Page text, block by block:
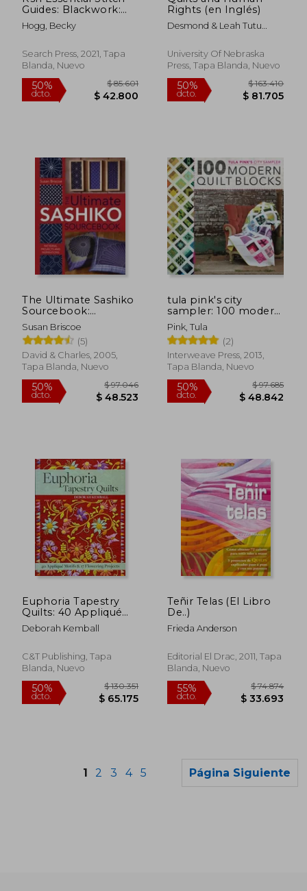
50%
dcto.
$ 92.861
$ 46.430
50%
dcto.
$
$
50% $ 92.625 50%
Guides: Blackwork:
Large Format Edition
(en Inglés)
Hogg, Becky
Search Press, 2021, Tapa
Blanda, Nuevo
Rights (en Inglés)
Desmond & Leah Tutu
MacDowell, Marsha ;
Donaldson, Beth
University Of Nebraska
Press, Tapa Blanda, Nuevo
The Ultimate Sashiko
Sourcebook:
Patterns, Projects
and Inspirations (en
Inglés)
Susan Briscoe
(5)
David & Charles, 2005,
Tapa Blanda, Nuevo
tula pink's city
sampler: 100 modern
quilt blocks (en
Inglés)
Pink, Tula
(2)
Interweave Press, 2013,
Tapa Blanda, Nuevo
Euphoria Tapestry
Quilts: 40 Appliqué
Motifs & 17 Flowering
Projects
Deborah Kemball
C&T Publishing, Tapa
Blanda, Nuevo
Teñir Telas (El Libro
De..)
Frieda Anderson
Editorial El Drac, 2011, Tapa
Blanda, Nuevo
1 2 3 4 5 Página Siguiente